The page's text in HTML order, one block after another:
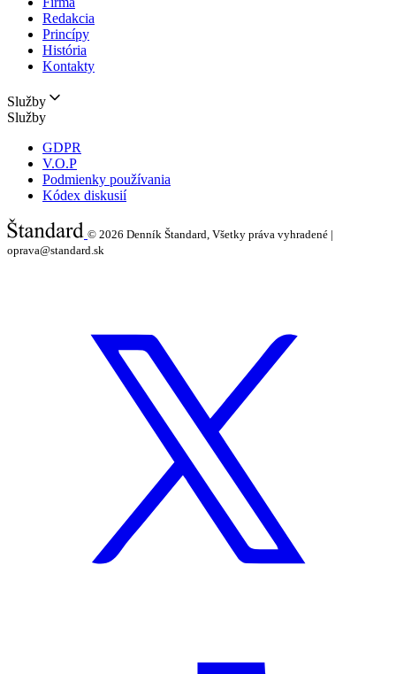
Redakcia
Princípy
História
Kontakty
Služby
Služby
GDPR
V.O.P
Podmienky používania
Kódex diskusií
© 2026 Denník Štandard, Všetky práva vyhradené |
oprava@standard.sk